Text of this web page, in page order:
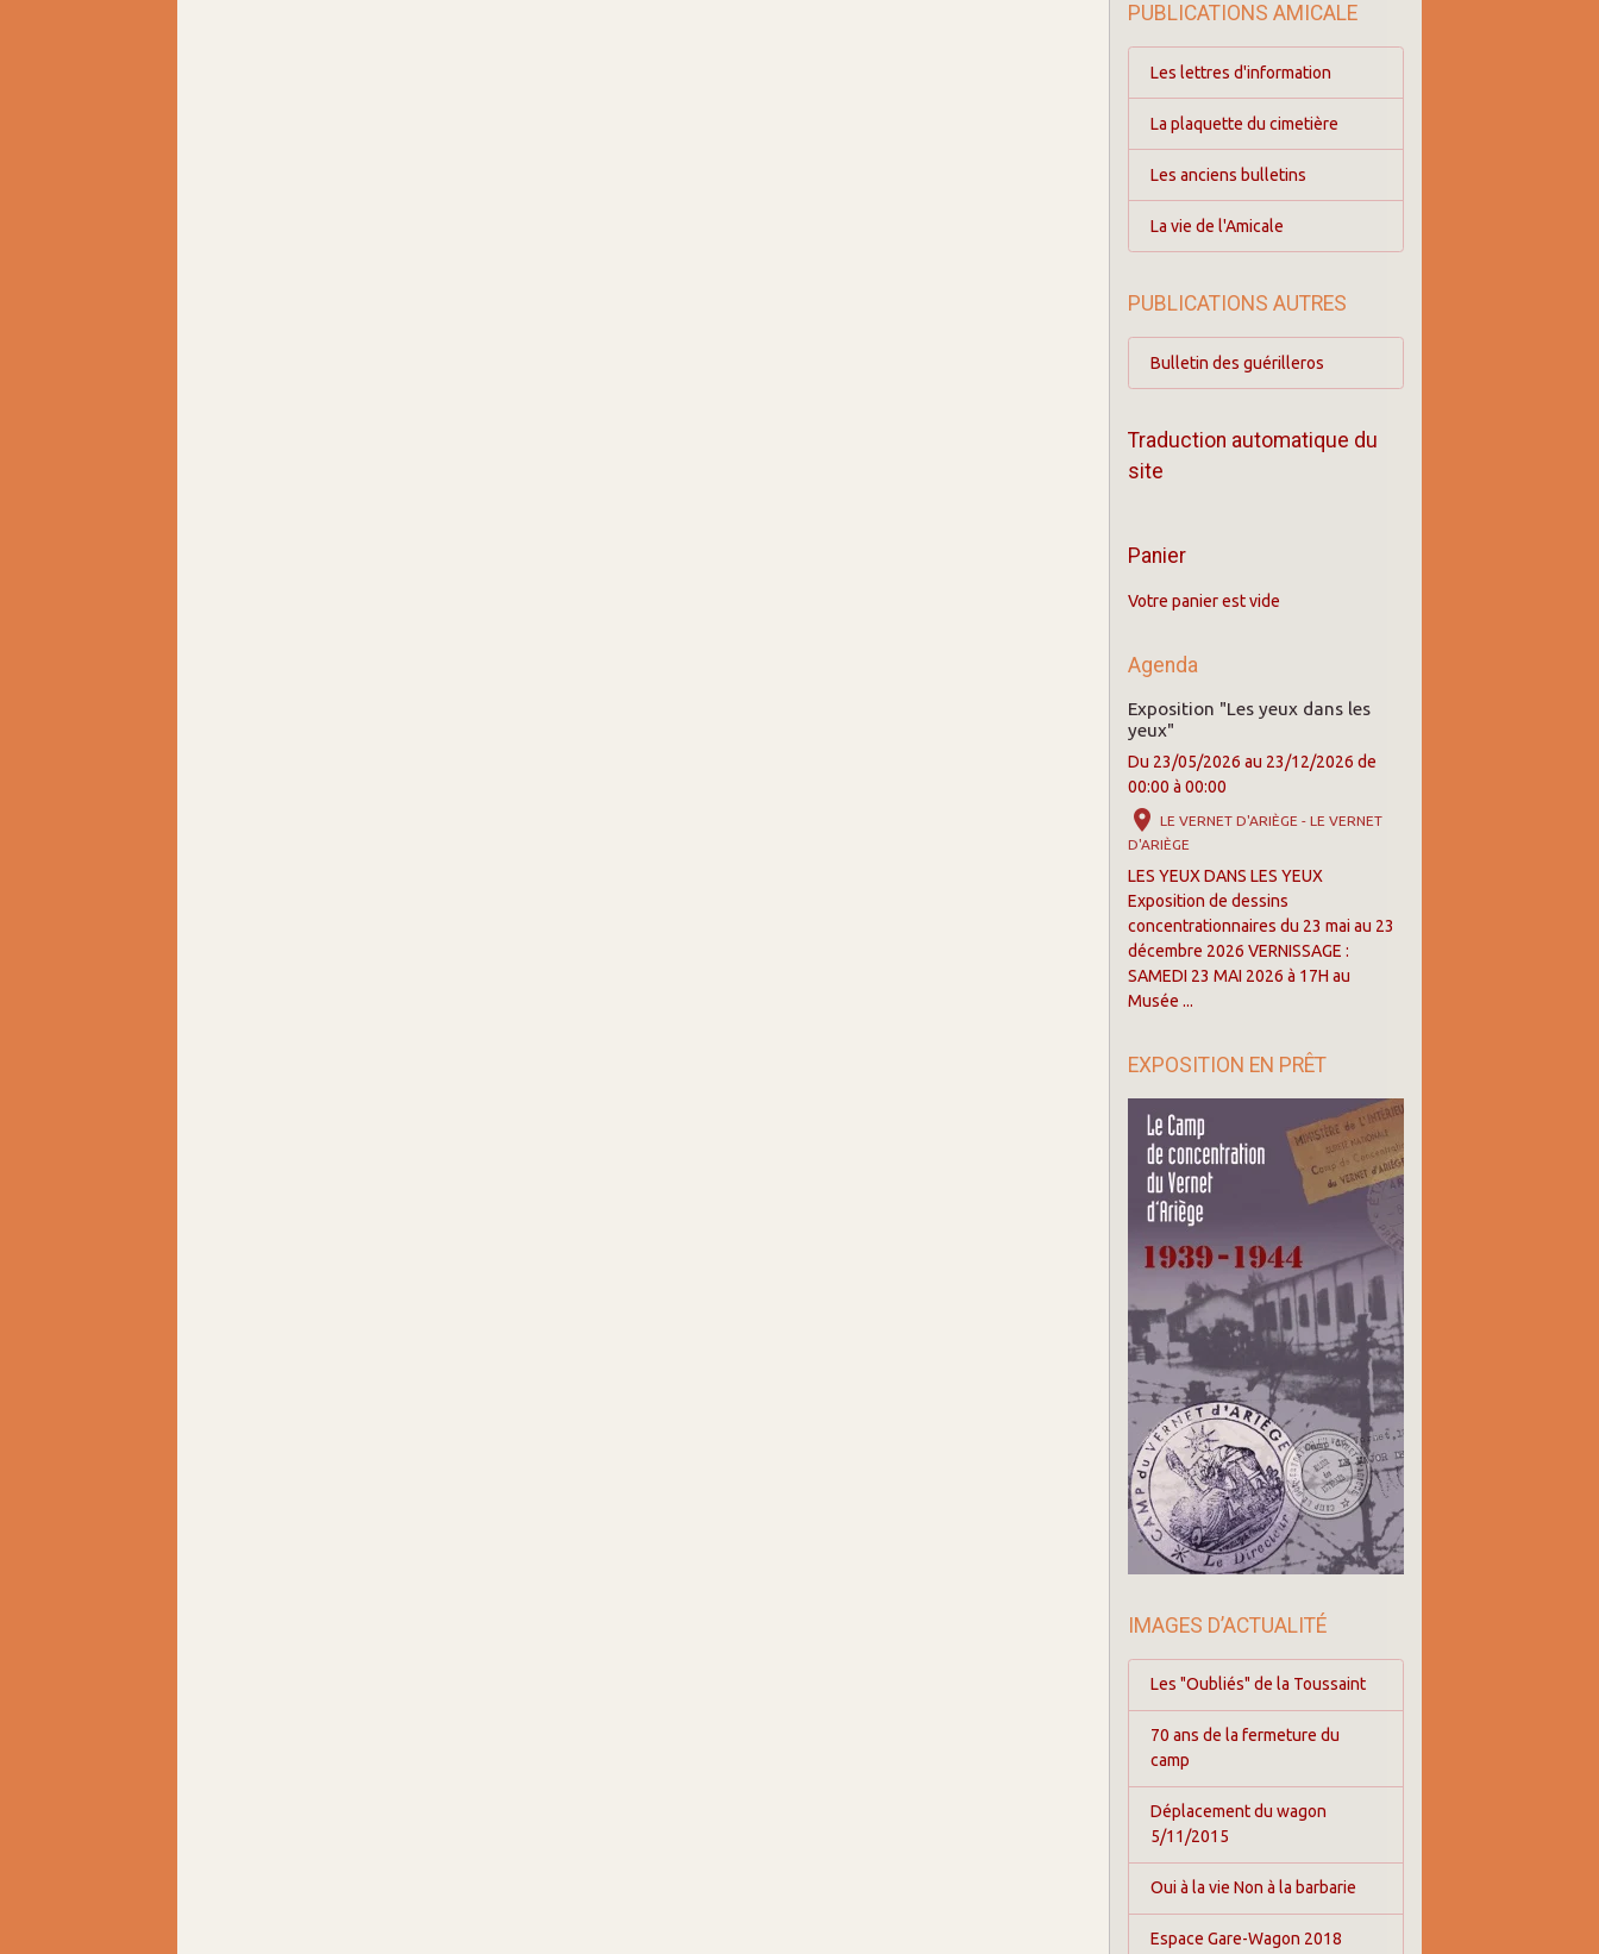
PUBLICATIONS AMICALE
Les lettres d'information
La plaquette du cimetière
Les anciens bulletins
La vie de l'Amicale
PUBLICATIONS AUTRES
Bulletin des guérilleros
Traduction automatique du
site
Panier
Votre panier est vide
Agenda
Exposition "Les yeux dans les
yeux"
Du 23/05/2026 au 23/12/2026 de
00:00 à 00:00
LE VERNET D'ARIÈGE - LE VERNET
D'ARIÈGE
LES YEUX DANS LES YEUX
Exposition de dessins
concentrationnaires du 23 mai au 23
décembre 2026 VERNISSAGE :
SAMEDI 23 MAI 2026 à 17H au
Musée ...
EXPOSITION EN PRÊT
IMAGES D’ACTUALITÉ
Les "Oubliés" de la Toussaint
70 ans de la fermeture du
camp
Déplacement du wagon
5/11/2015
Oui à la vie Non à la barbarie
Espace Gare-Wagon 2018